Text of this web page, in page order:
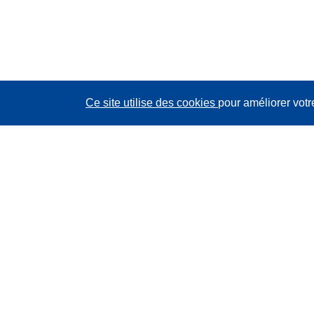
Ce site utilise des cookies pour améliorer